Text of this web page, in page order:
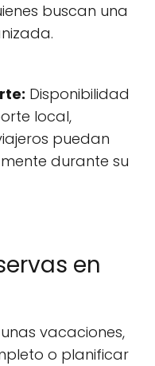
buscan una
Disponibilidad
local,
puedan
durante su
en
vacaciones,
o planificar